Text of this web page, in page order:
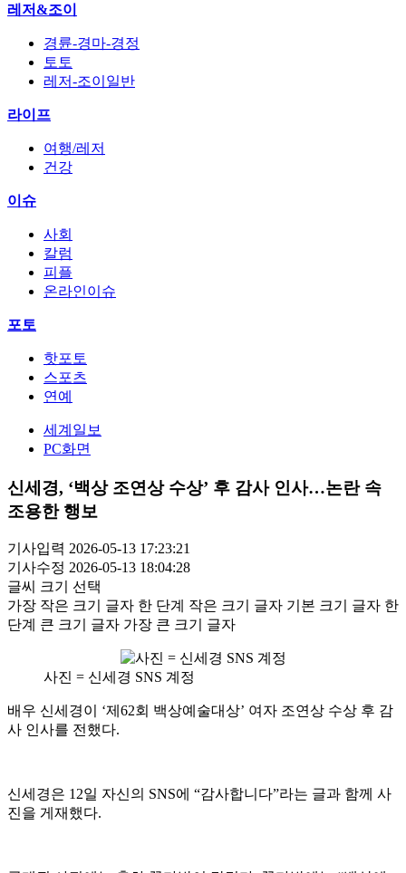
레저&조이
경륜-경마-경정
토토
레저-조이일반
라이프
여행/레저
건강
이슈
사회
칼럼
피플
온라인이슈
포토
핫포토
스포츠
연예
세계일보
PC화면
신세경, ‘백상 조연상 수상’ 후 감사 인사…논란 속
조용한 행보
기사입력 2026-05-13 17:23:21
기사수정 2026-05-13 18:04:28
글씨 크기 선택
가장 작은 크기 글자 한 단계 작은 크기 글자 기본 크기 글자 한
단계 큰 크기 글자 가장 큰 크기 글자
사진 = 신세경 SNS 계정
배우 신세경이 ‘제62회 백상예술대상’ 여자 조연상 수상 후 감
사 인사를 전했다.
신세경은 12일 자신의 SNS에 “감사합니다”라는 글과 함께 사
진을 게재했다.